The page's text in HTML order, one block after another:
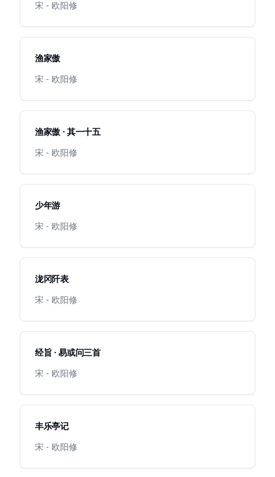
宋 - 欧阳修
渔家傲
宋 - 欧阳修
渔家傲 · 其一十五
宋 - 欧阳修
少年游
宋 - 欧阳修
泷冈阡表
宋 - 欧阳修
经旨 · 易或问三首
宋 - 欧阳修
丰乐亭记
宋 - 欧阳修